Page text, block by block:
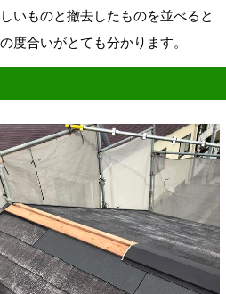
いものと撤去したものを並べると
度合いがとても分かります。